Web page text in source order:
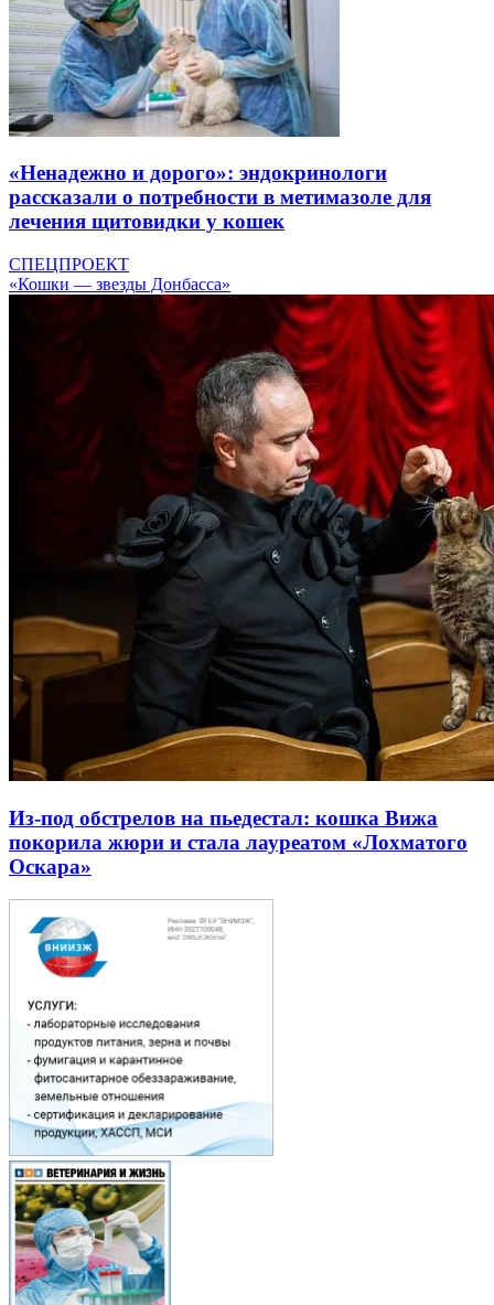
«Ненадежно и дорого»: эндокринологи
рассказали о потребности в метимазоле для
лечения щитовидки у кошек
СПЕЦПРОЕКТ
«Кошки — звезды Донбасса»
Из-под обстрелов на пьедестал: кошка Вижа
покорила жюри и стала лауреатом «Лохматого
Оскара»